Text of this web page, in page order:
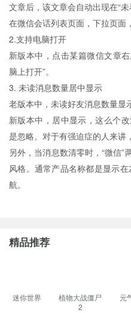
文章后，该文章会自动出现在“未
在微信会话列表页面，下拉页面
2.支持电脑打开
新版本中，点击某篇微信文章右
脑上打开”。
3. 未读消息数量居中显示
老版本中，未读好友消息数量显
新版本中，居中显示，这么个
是忽略。对于有强迫症的人来讲
另外，当消息数清零时，“微信
风格。通常产品名称都是显示
航。
精品推荐
迷你世界
植物大战僵尸
2
元